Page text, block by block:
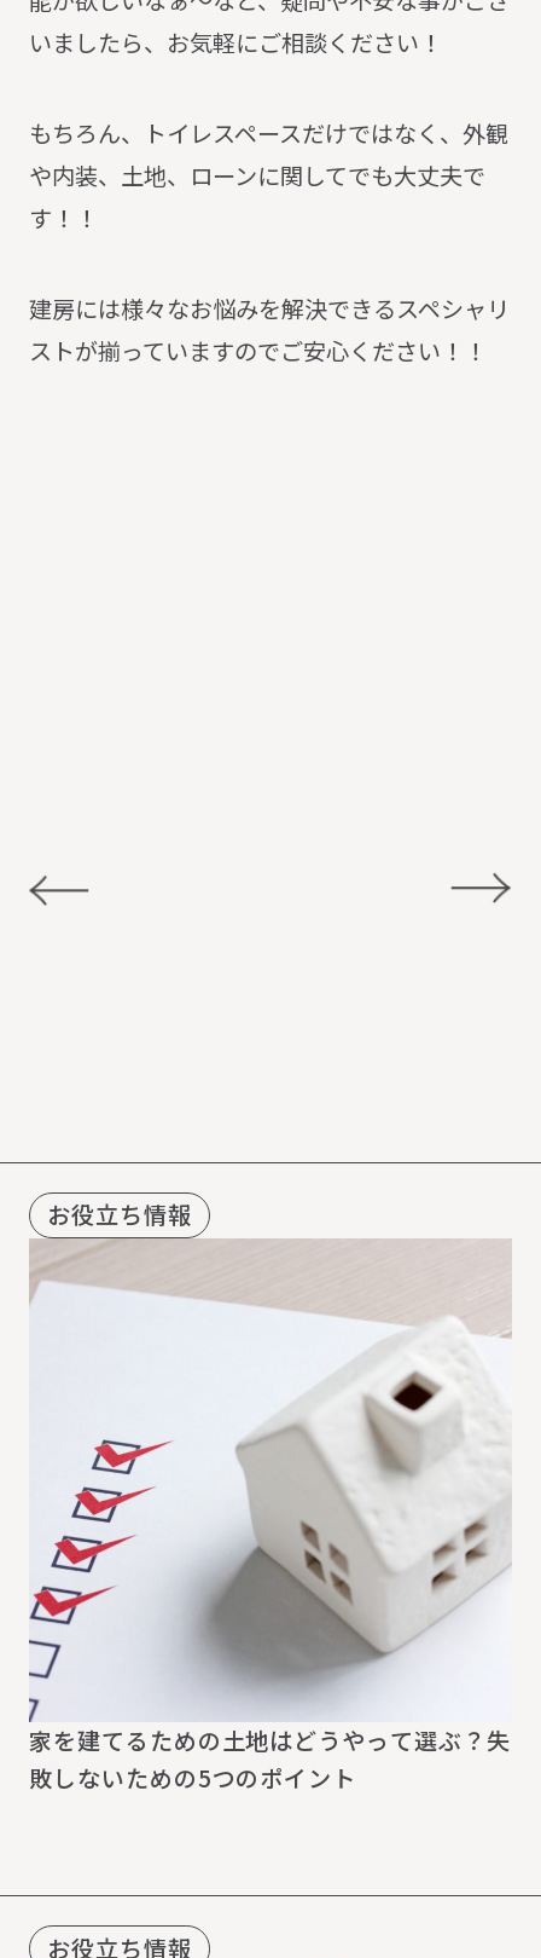
いましたら、お気軽にご相談ください！
もちろん、トイレスペースだけではなく、外観
や内装、土地、ローンに関してでも大丈夫で
す！！
建房には様々なお悩みを解決できるスペシャリ
ストが揃っていますのでご安心ください！！
お役立ち情報
家を建てるための土地はどうやって選ぶ？失
敗しないための5つのポイント
お役立ち情報